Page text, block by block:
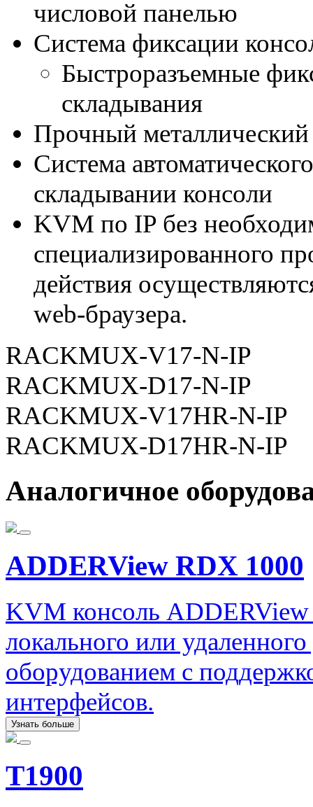
числовой панелью
Система фиксации
Быстроразъемные
складывания
Прочный
Система
складывании консоли
KVM по IP без
специализированного
действия
web-браузера.
RACKMUX-V17-N-IP
RACKMUX-D17-N-IP
RACKMUX-V17HR-N-IP
RACKMUX-D17HR-N-IP
Аналогичное
ADDERView RDX 1000
KVM консоль
локального или
оборудованием с
интерфейсов.
Узнать больше
T1900